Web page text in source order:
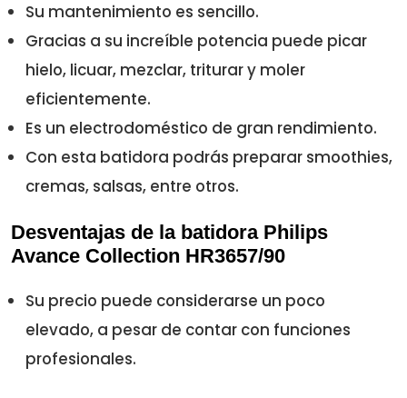
Su mantenimiento es sencillo.
Gracias a su increíble potencia puede picar
hielo, licuar, mezclar, triturar y moler
eficientemente.
Es un electrodoméstico de gran rendimiento.
Con esta batidora podrás preparar smoothies,
cremas, salsas, entre otros.
Desventajas de la batidora Philips
Avance Collection HR3657/90
Su precio puede considerarse un poco
elevado, a pesar de contar con funciones
profesionales.